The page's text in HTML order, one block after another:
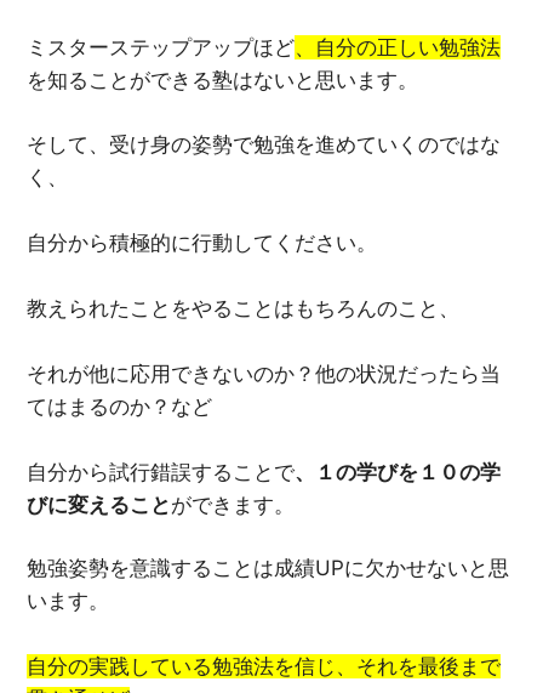
ミスターステップアップほど、自分の正しい勉強法
を知ることができる塾はないと思います。
そして、受け身の姿勢で勉強を進めていくのではな
く、
自分から積極的に行動してください。
教えられたことをやることはもちろんのこと、
それが他に応用できないのか？他の状況だったら当
てはまるのか？など
自分から試行錯誤することで、１の学びを１０の学
びに変えること ができます。
勉強姿勢を意識することは成績UPに欠かせないと思
います。
自分の実践している勉強法を信じ、それを最後まで